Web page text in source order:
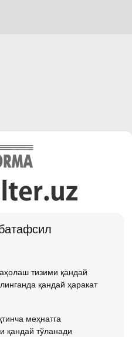
тизими қандай
қандай ҳаракат
меҳнатга
қандай тўланади